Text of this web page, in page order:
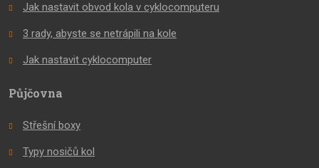
Jak nastavit obvod kola v cyklocomputeru
3 rady, abyste se netrápili na kole
Jak nastavit cyklocomputer
Půjčovna
Střešní boxy
Typy nosičů kol